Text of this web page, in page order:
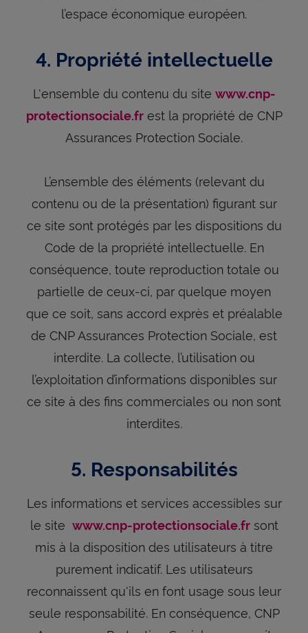
l’espace économique européen.
4. Propriété intellectuelle
L'ensemble du contenu du site www.cnp-
protectionsociale.frest la propriété de CNP
Assurances Protection Sociale.
L’ensemble des éléments (relevant du
contenu ou de la présentation) figurant sur
ce site sont protégés par les dispositions du
Code de la propriété intellectuelle. En
conséquence, toute reproduction totale ou
partielle de ceux-ci, par quelque moyen
que ce soit, sans accord exprès et préalable
de CNP Assurances Protection Sociale, est
interdite. La collecte, l’utilisation ou
l’exploitation d’informations disponibles sur
ce site à des fins commerciales ou non sont
interdites.
5. Responsabilités
Les informations et services accessibles sur
le site www.cnp-protectionsociale.frsont
mis à la disposition des utilisateurs à titre
purement indicatif. Les utilisateurs
reconnaissent qu'ils en font usage sous leur
seule responsabilité. En conséquence, CNP